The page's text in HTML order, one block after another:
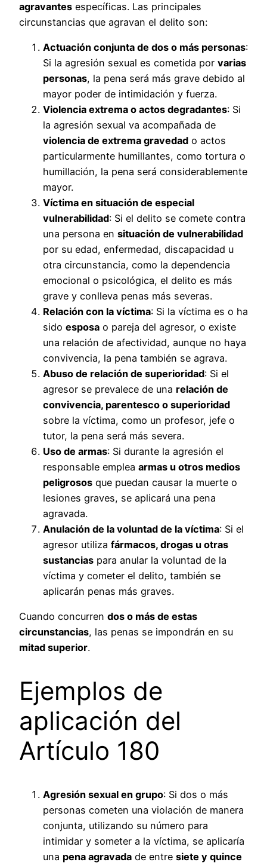
agravantes específicas. Las principales
circunstancias que agravan el delito son:
Actuación conjunta de dos o más personas:
Si la agresión sexual es cometida por varias
personas, la pena será más grave debido al
mayor poder de intimidación y fuerza.
Violencia extrema o actos degradantes: Si
la agresión sexual va acompañada de
violencia de extrema gravedad o actos
particularmente humillantes, como tortura o
humillación, la pena será considerablemente
mayor.
Víctima en situación de especial
vulnerabilidad: Si el delito se comete contra
una persona en situación de vulnerabilidad
por su edad, enfermedad, discapacidad u
otra circunstancia, como la dependencia
emocional o psicológica, el delito es más
grave y conlleva penas más severas.
Relación con la víctima: Si la víctima es o ha
sido esposa o pareja del agresor, o existe
una relación de afectividad, aunque no haya
convivencia, la pena también se agrava.
Abuso de relación de superioridad: Si el
agresor se prevalece de una relación de
convivencia, parentesco o superioridad
sobre la víctima, como un profesor, jefe o
tutor, la pena será más severa.
Uso de armas: Si durante la agresión el
responsable emplea armas u otros medios
peligrosos que puedan causar la muerte o
lesiones graves, se aplicará una pena
agravada.
Anulación de la voluntad de la víctima: Si el
agresor utiliza fármacos, drogas u otras
sustancias para anular la voluntad de la
víctima y cometer el delito, también se
aplicarán penas más graves.
Cuando concurren dos o más de estas
circunstancias, las penas se impondrán en su
mitad superior.
Ejemplos de
aplicación del
Artículo 180
Agresión sexual en grupo: Si dos o más
personas cometen una violación de manera
conjunta, utilizando su número para
intimidar y someter a la víctima, se aplicaría
una pena agravada de entre siete y quince